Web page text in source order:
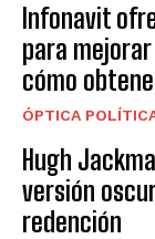
Infonavit
para
cómo
ÓPTICA
Hugh
versión
redención